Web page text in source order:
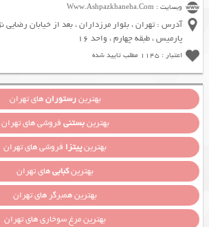
وبسایت : Www.Ashpazkhaneha.Com
پارمیس ، طبقه چهارم ، واحد 16
اعتبار : 1145 مطلب تایید شده
بهترینرستورانهای تهران
بهترینبستنی فروشی های تهران
بهترینپیتزا فروشی های تهران
بهترینکبابیهای تهران
بهترین همبرگر های تهران
بهترین مرغ سوخاری های تهران